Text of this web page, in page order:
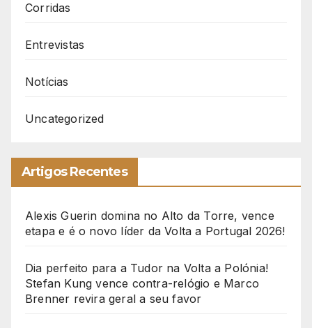
Corridas
Entrevistas
Notícias
Uncategorized
Artigos Recentes
Alexis Guerin domina no Alto da Torre, vence
etapa e é o novo líder da Volta a Portugal 2026!
Dia perfeito para a Tudor na Volta a Polónia!
Stefan Kung vence contra-relógio e Marco
Brenner revira geral a seu favor